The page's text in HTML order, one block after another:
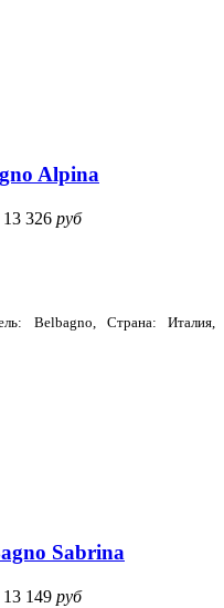
Alpina
13 326 руб
Belbagno, Страна: Италия,
Sabrina
13 149 руб